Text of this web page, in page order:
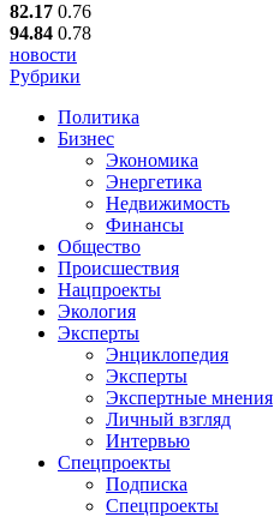
82.17 0.76
94.84 0.78
новости
Рубрики
Политика
Бизнес
Экономика
Энергетика
Недвижимость
Финансы
Общество
Происшествия
Нацпроекты
Экология
Эксперты
Энциклопедия
Эксперты
Экспертные мнения
Личный взгляд
Интервью
Спецпроекты
Подписка
Спецпроекты